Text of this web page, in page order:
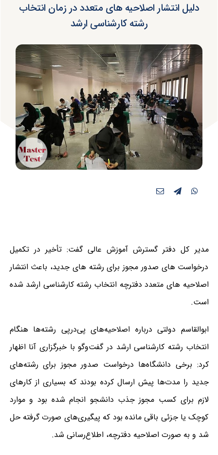
دلیل انتشار اصلاحیه‌ های متعدد در زمان انتخاب
رشته کارشناسی‌ ارشد
مدیر کل دفتر گسترش آموزش عالی گفت: تأخیر در تکمیل
درخواست‌ های صدور مجوز برای رشته‌ های جدید، باعث انتشار
اصلاحیه های متعدد دفترچه انتخاب رشته کارشناسی ارشد شده
است.
ابوالقاسم دولتی درباره اصلاحیه‌های پی‌درپی رشته‌ها هنگام
انتخاب رشته کارشناسی ارشد در گفت‌وگو با خبرگزاری آنا اظهار
کرد: برخی دانشگاه‌ها درخواست صدور مجوز برای رشته‌های
جدید را مدت‌ها پیش ارسال کرده بودند که بسیاری از کارهای
لازم برای کسب مجوز جذب دانشجو انجام شده بود و موارد
کوچک یا جزئی باقی مانده بود که پیگیری‌های صورت گرفته حل
شد و به صورت اصلاحیه دفترچه، اطلاع‌رسانی شد.